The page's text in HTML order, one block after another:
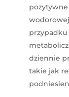
przypadku
dziennie
takie jak